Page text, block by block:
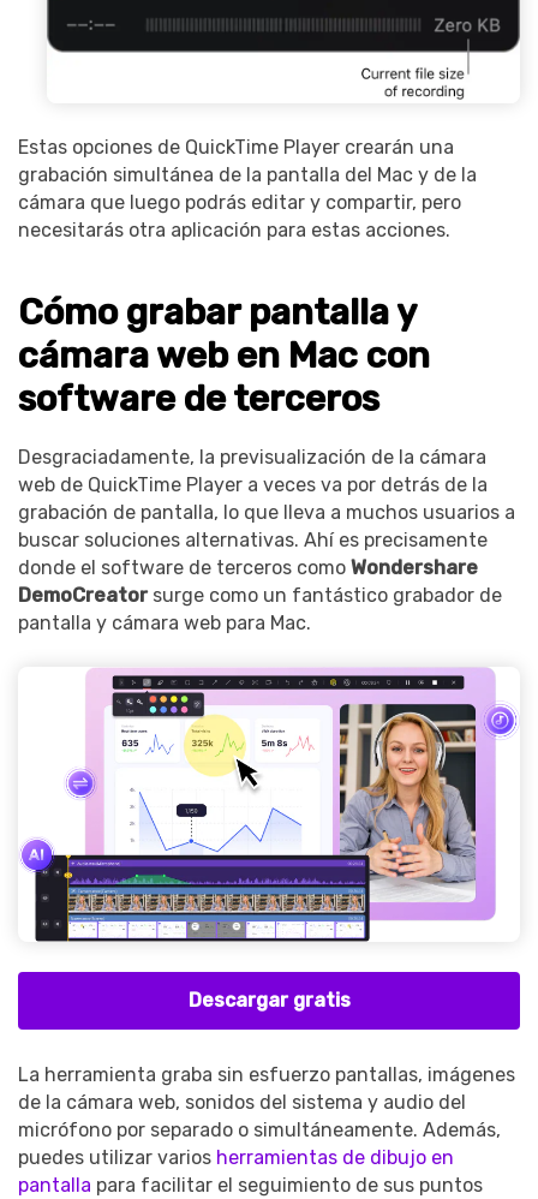
Estas opciones de QuickTime Player crearán una
grabación simultánea de la pantalla del Mac y de la
cámara que luego podrás editar y compartir, pero
necesitarás otra aplicación para estas acciones.
Cómo grabar pantalla y
cámara web en Mac con
software de terceros
Desgraciadamente, la previsualización de la cámara
web de QuickTime Player a veces va por detrás de la
grabación de pantalla, lo que lleva a muchos usuarios a
buscar soluciones alternativas. Ahí es precisamente
donde el software de terceros como Wondershare
DemoCreatorsurge como un fantástico grabador de
pantalla y cámara web para Mac.
Descargar gratis
La herramienta graba sin esfuerzo pantallas, imágenes
de la cámara web, sonidos del sistema y audio del
micrófono por separado o simultáneamente. Además,
puedes utilizar varios herramientas de dibujo en
pantalla para facilitar el seguimiento de sus puntos